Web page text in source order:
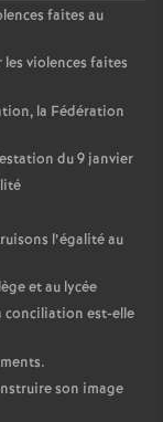
faites au
violences faites
la Fédération
du 9 janvier
l’égalité au
et au lycée
conciliation est-elle
son image